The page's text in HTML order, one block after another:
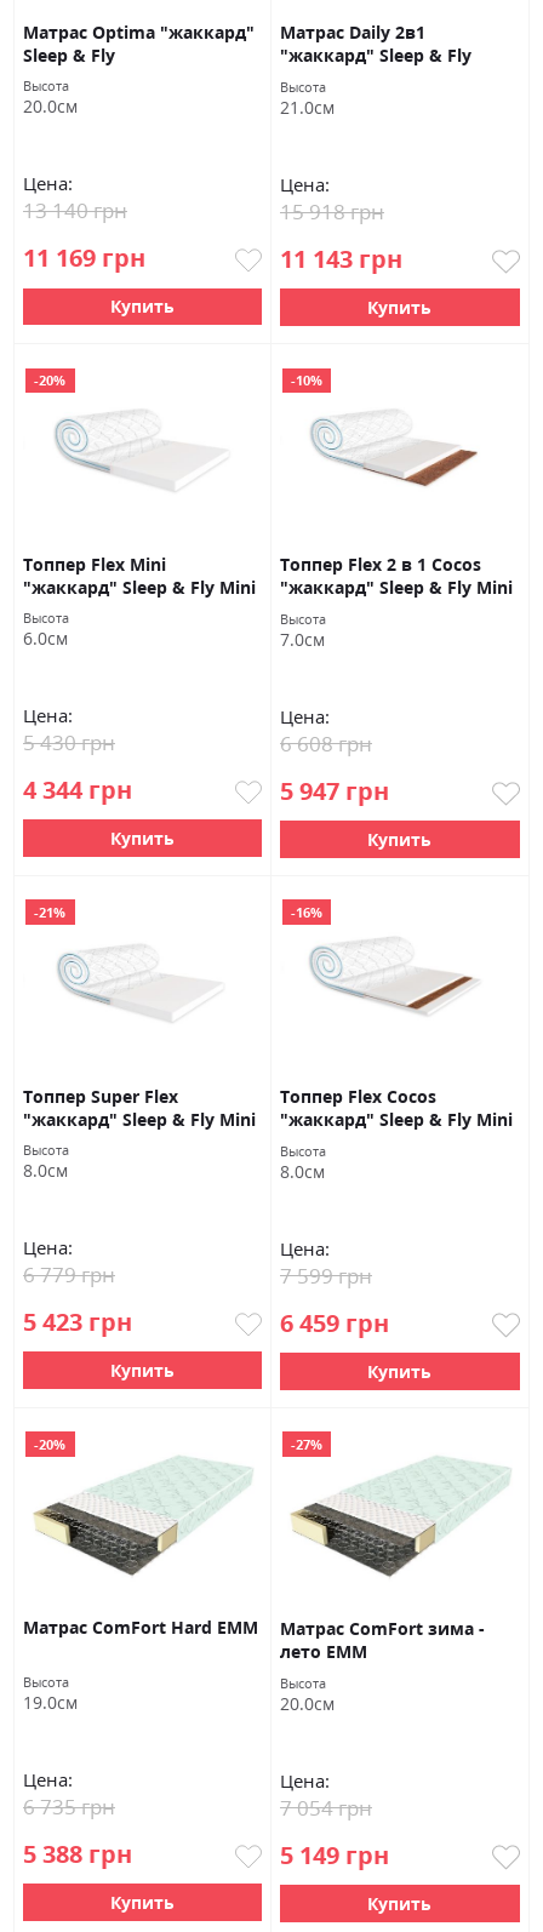
Матрас Optima "жаккард"
Sleep & Fly
Высота
20.0см
Цена:
11 169 грн
13 140 грн
Купить
Матрас Daily 2в1
"жаккард" Sleep & Fly
Высота
21.0см
Цена:
11 143 грн
15 918 грн
Купить
-20%
Топпер Flex Mini
"жаккард" Sleep & Fly Mini
Высота
6.0см
Цена:
4 344 грн
5 430 грн
Купить
-10%
Топпер Flex 2 в 1 Cocos
"жаккард" Sleep & Fly Mini
Высота
7.0см
Цена:
5 947 грн
6 608 грн
Купить
-21%
Топпер Super Flex
"жаккард" Sleep & Fly Mini
Высота
8.0см
Цена:
5 423 грн
6 779 грн
Купить
-16%
Топпер Flex Cocos
"жаккард" Sleep & Fly Mini
Высота
8.0см
Цена:
6 459 грн
7 599 грн
Купить
-20%
Матрас ComFort Hard ЕММ
Высота
19.0см
Цена:
5 388 грн
6 735 грн
Купить
-27%
Матрас ComFort зима -
лето ЕММ
Высота
20.0см
Цена:
5 149 грн
7 054 грн
Купить